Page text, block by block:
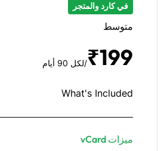
في كارد والمتجر
متوسط
₹199/لكل 90 أيام
What's Included
ميزات vCard